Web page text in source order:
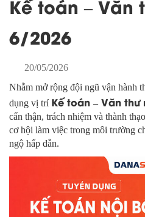
Kế toán – Văn
6/2026
20/05/2026
Nhằm mở rộng đội ngũ vận hành
dụng vị trí Kế toán – Văn thư
cẩn thận, trách nhiệm và thành
cơ hội làm việc trong môi trường
ngộ hấp dẫn.